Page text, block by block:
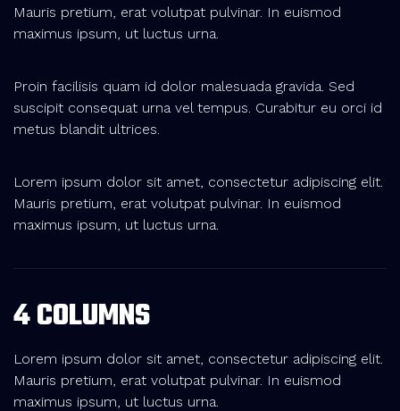
Mauris pretium, erat volutpat pulvinar. In euismod
maximus ipsum, ut luctus urna.
Proin facilisis quam id dolor malesuada gravida. Sed
suscipit consequat urna vel tempus. Curabitur eu orci id
metus blandit ultrices.
Lorem ipsum dolor sit amet, consectetur adipiscing elit.
Mauris pretium, erat volutpat pulvinar. In euismod
maximus ipsum, ut luctus urna.
4 COLUMNS
Lorem ipsum dolor sit amet, consectetur adipiscing elit.
Mauris pretium, erat volutpat pulvinar. In euismod
maximus ipsum, ut luctus urna.